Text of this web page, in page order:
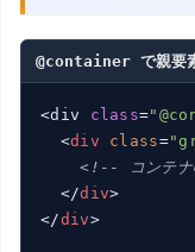
@container で親要
<div class=
<div class=
<!-- コンテナ
</div>
</div>